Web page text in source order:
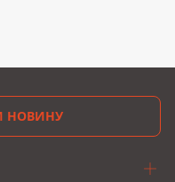
НОВИНУ